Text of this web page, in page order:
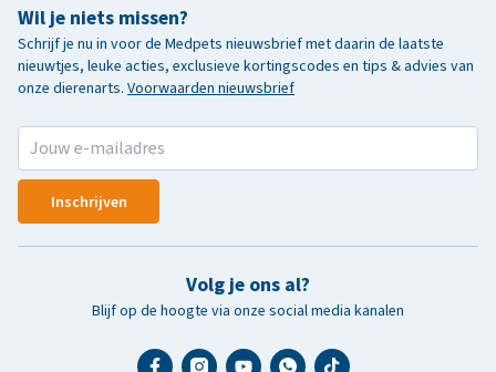
Wil je niets missen?
Schrijf je nu in voor de Medpets nieuwsbrief met daarin de laatste
nieuwtjes, leuke acties, exclusieve kortingscodes en tips & advies van
onze dierenarts. Voorwaarden nieuwsbrief
Inschrijven
Volg je ons al?
Blijf op de hoogte via onze social media kanalen